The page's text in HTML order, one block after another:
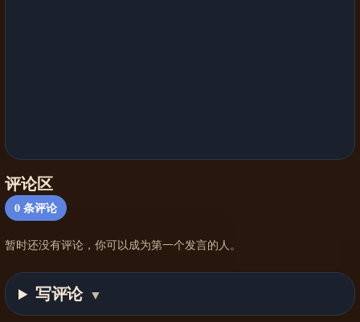
评论区
0条评论
暂时还没有评论，你可以成为第一个发言的人。
写评论 ▼